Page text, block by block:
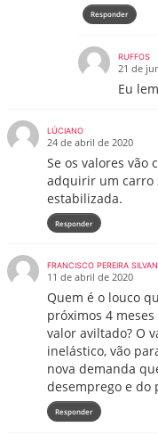
Responder
RUFFOS
21 de
Eu
LÚCIANO
24 de abril de 2020
Se os valores vão
adquirir um carro
estabilizada.
Responder
FRANCISCO PEREIRA
11 de abril de 2020
Quem é o louco
próximos 4
valor aviltado? O
inelástico, vão
nova demanda
desemprego e do
Responder